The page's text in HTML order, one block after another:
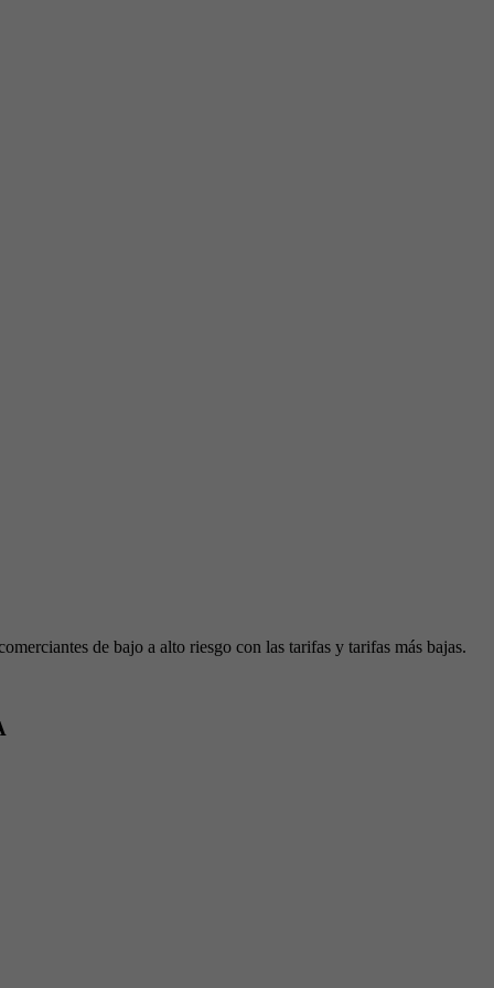
de bajo a alto riesgo con las tarifas y tarifas más bajas.